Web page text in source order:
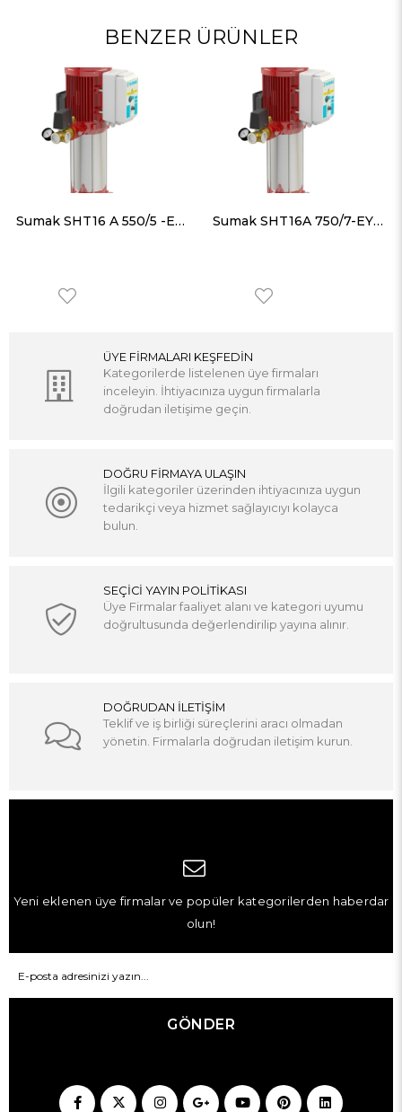
BENZER ÜRÜNLER
Sumak SHT16 A 550/5 -EY Tek Pompalı Elektrikli Yangın Hidroforu Sumak SHT16A 750/7-EY Tek Pompalı Elektrikli Yangın Hidroforu
ÜYE FİRMALARI KEŞFEDİN
Kategorilerde listelenen üye firmaları
inceleyin. İhtiyacınıza uygun firmalarla
doğrudan iletişime geçin.
DOĞRU FİRMAYA ULAŞIN
İlgili kategoriler üzerinden ihtiyacınıza uygun
tedarikçi veya hizmet sağlayıcıyı kolayca
bulun.
SEÇİCİ YAYIN POLİTİKASI
Üye Firmalar faaliyet alanı ve kategori uyumu
doğrultusunda değerlendirilip yayına alınır.
DOĞRUDAN İLETİŞİM
Teklif ve iş birliği süreçlerini aracı olmadan
yönetin. Firmalarla doğrudan iletişim kurun.
Yeni eklenen üye firmalar ve popüler kategorilerden haberdar
olun!
GÖNDER